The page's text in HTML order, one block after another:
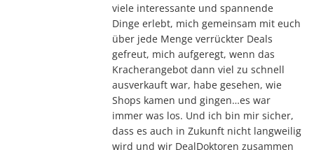
viele interessante und spannende
Dinge erlebt, mich gemeinsam mit euch
über jede Menge verrückter Deals
gefreut, mich aufgeregt, wenn das
Kracherangebot dann viel zu schnell
ausverkauft war, habe gesehen, wie
Shops kamen und gingen…es war
immer was los. Und ich bin mir sicher,
dass es auch in Zukunft nicht langweilig
wird und wir DealDoktoren zusammen